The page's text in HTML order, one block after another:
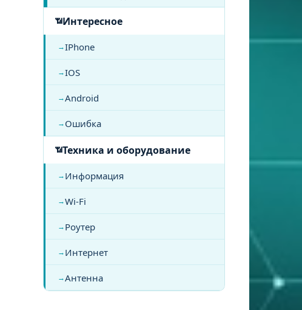
Интересное
IPhone
IOS
Android
Ошибка
Техника и оборудование
Информация
Wi-Fi
Роутер
Интернет
Антенна